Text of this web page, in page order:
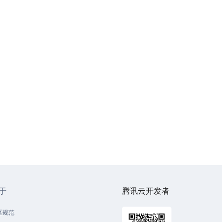
规范
腾讯云开发者